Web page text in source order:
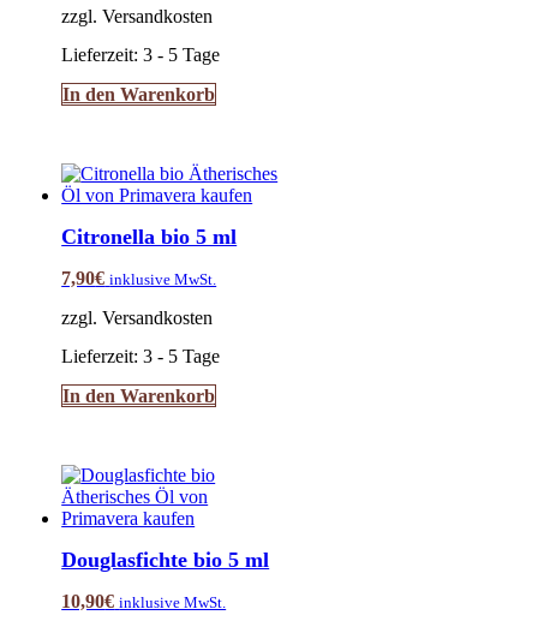
zzgl. Versandkosten
Lieferzeit:3 - 5 Tage
In den Warenkorb
Citronella bio 5 ml
7,90€ inklusive MwSt.
zzgl. Versandkosten
Lieferzeit:3 - 5 Tage
In den Warenkorb
Douglasfichte bio 5 ml
10,90€ inklusive MwSt.